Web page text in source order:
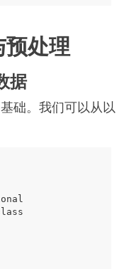
处理
据
础。我们可以从以